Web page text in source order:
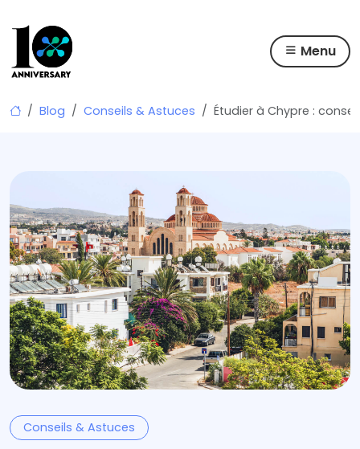
Skip
Menu
Blog Conseils & Astuces Étudier à Chypre :
Conseils & Astuces